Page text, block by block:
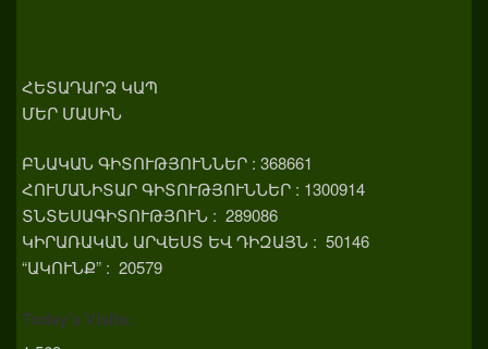
ՀԵՏԱԴԱՐՁ ԿԱՊ
ՄԵՐ ՄԱՍԻՆ
ԲՆԱԿԱՆ ԳԻՏՈՒԹՅՈՒՆՆԵՐ : 368661
ՀՈՒՄԱՆԻՏԱՐ ԳԻՏՈՒԹՅՈՒՆՆԵՐ : 1300914
ՏՆՏԵՍԱԳԻՏՈՒԹՅՈՒՆ : 289086
ԿԻՐԱՌԱԿԱՆ ԱՐՎԵՍՏ ԵՎ ԴԻԶԱՅՆ : 50146
“ԱԿՈՒՆՔ” : 20579
Today's Visits: